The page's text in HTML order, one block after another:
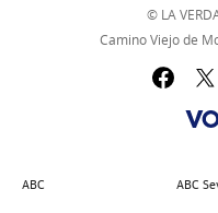
© LA
Camino Viejo de
ABC ABC